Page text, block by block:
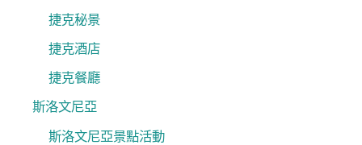
捷克秘景
捷克酒店
捷克餐廳
斯洛文尼亞
斯洛文尼亞景點活動